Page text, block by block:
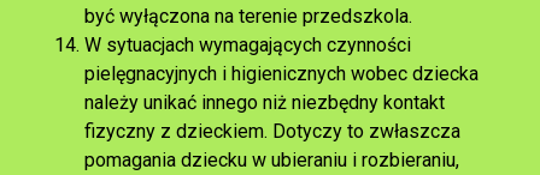
być wyłączona na terenie przedszkola.
W sytuacjach wymagających czynności
pielęgnacyjnych i higienicznych wobec dziecka
należy unikać innego niż niezbędny kontakt
fizyczny z dzieckiem. Dotyczy to zwłaszcza
pomagania dziecku w ubieraniu i rozbieraniu,